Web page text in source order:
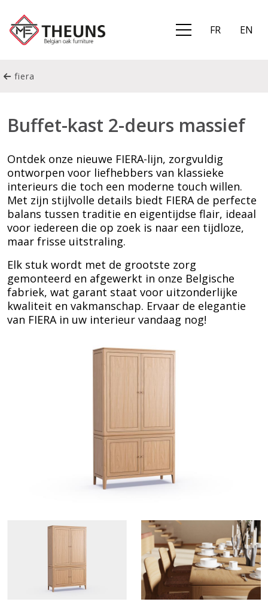
FR EN
fiera
Buffet-kast 2-deurs massief
Ontdek onze nieuwe FIERA-lijn, zorgvuldig
ontworpen voor liefhebbers van klassieke
interieurs die toch een moderne touch willen.
Met zijn stijlvolle details biedt FIERA de perfecte
balans tussen traditie en eigentijdse flair, ideaal
voor iedereen die op zoek is naar een tijdloze,
maar frisse uitstraling.
Elk stuk wordt met de grootste zorg
gemonteerd en afgewerkt in onze Belgische
fabriek, wat garant staat voor uitzonderlijke
kwaliteit en vakmanschap. Ervaar de elegantie
van FIERA in uw interieur vandaag nog!